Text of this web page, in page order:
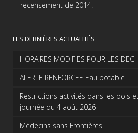
recensement de 2014.
LES DERNIÈRES ACTUALITÉS
HORAIRES MODIFIES POUR LES
ALERTE RENFORCEE Eau potable
Restrictions activités dans les bois
journée du 4 août 2026
Médecins sans Frontières